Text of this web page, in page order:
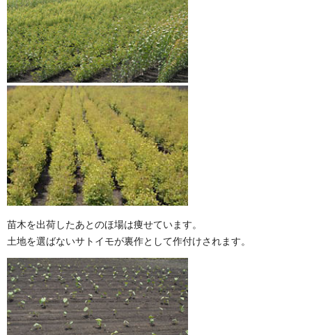
苗木を出荷したあとのほ場は痩せています。
土地を選ばないサトイモが裏作として作付けされます。